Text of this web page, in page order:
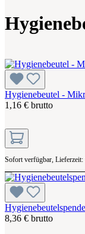
Hygienebeutel -
1,16 € brutto
Sofort verfügbar, Lieferzeit:
8,36 € brutto